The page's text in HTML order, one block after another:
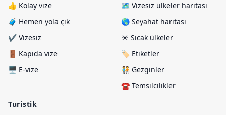
👍 Kolay vize
🧳 Hemen yola çık
✔️ Vizesiz
🚪 Kapıda vize
🖥️ E-vize
Turistik
🗺️ Vizesiz ülkeler haritası
🌎 Seyahat haritası
☀️ Sıcak ülkeler
🏷️ Etiketler
🧑‍🤝‍🧑 Gezginler
☎️ Temsilcilikler